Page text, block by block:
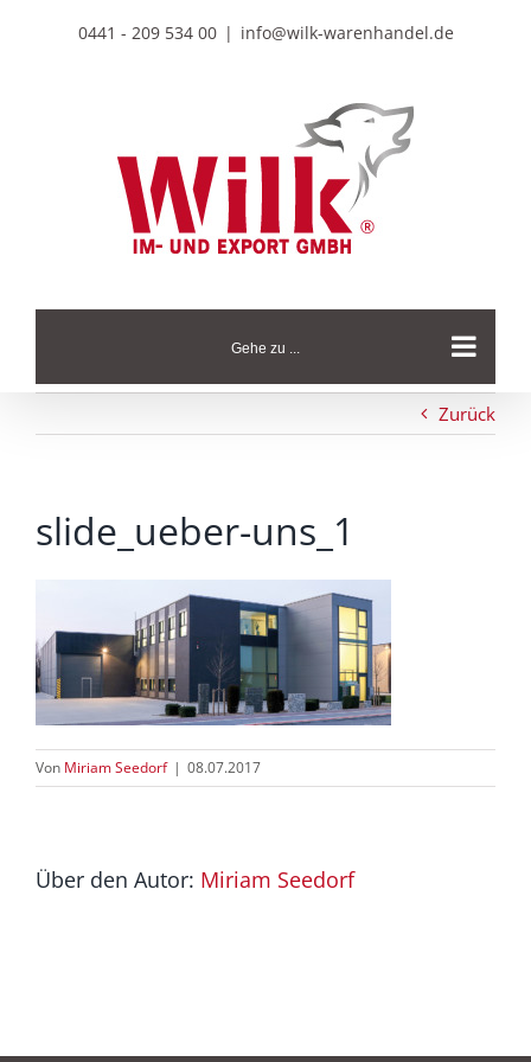
0441 - 209 534 00 | info@wilk-warenhandel.de
Gehe zu ...
Zurück
slide_ueber-uns_1
Von Miriam Seedorf | 08.07.2017
Über den Autor: Miriam Seedorf